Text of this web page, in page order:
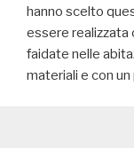
hanno scelto
essere
faidate nelle
materiali e con